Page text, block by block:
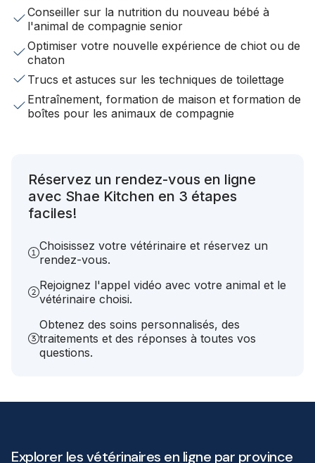
Conseiller sur la nutrition du nouveau bébé à
l'animal de compagnie senior
Optimiser votre nouvelle expérience de chiot ou de
chaton
Trucs et astuces sur les techniques de toilettage
Entraînement, formation de maison et formation de
boîtes pour les animaux de compagnie
Réservez un rendez-vous en ligne
avec Shae Kitchen en 3 étapes
faciles!
Choisissez votre vétérinaire et réservez un
rendez-vous.
Rejoignez l'appel vidéo avec votre animal et le
vétérinaire choisi.
Obtenez des soins personnalisés, des
traitements et des réponses à toutes vos
questions.
Explorer les vétérinaires en ligne par province